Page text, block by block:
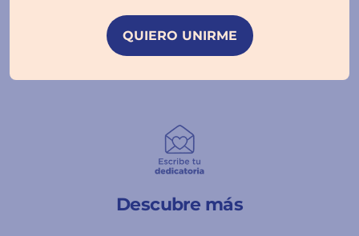
Descubre más
QUIERO UNIRME